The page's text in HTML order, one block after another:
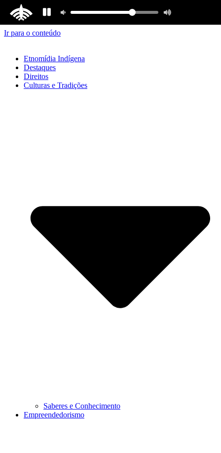
Ir para o conteúdo
Etnomídia Indígena
Destaques
Direitos
Culturas e Tradições
Saberes e Conhecimento
Empreendedorismo